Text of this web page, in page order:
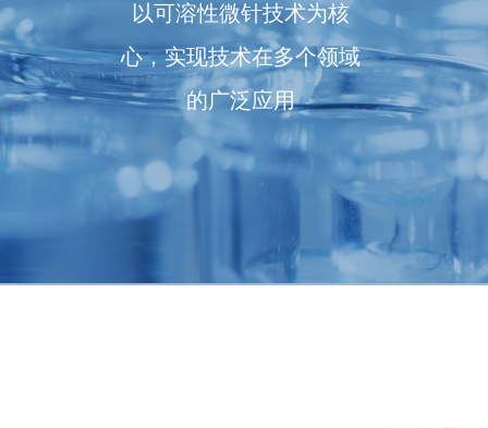
以可溶性微针技术为核
心，实现技术在多个领域
的广泛应用